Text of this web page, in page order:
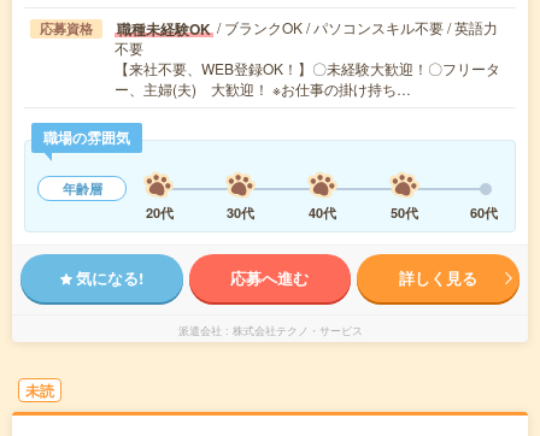
応募資格 職種未経験OK / ブランクOK / パソコンスキル不要 / 英語力
不要
【来社不要、WEB登録OK！】〇未経験大歓迎！〇フリータ
ー、主婦(夫) 大歓迎！ ※お仕事の掛け持ち…
職場の雰囲気
年齢層
20代
30代 40代 50代 60代
気になる! 応募へ進む 詳しく見る
派遣会社 株式会社テクノ・サービス
未読